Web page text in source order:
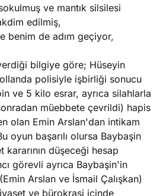
ve mantık silsilesi
edilmiş,
benim de adım geçiyor,
bilgiye göre; Hüseyin
polisiyle işbirliği sonucu
ve 5 kilo esrar, ayrıca silahlarla
müebbete çevrildi) hapis
olan Emin Arslan'dan intikam
oyun başarılı olursa Baybaşin
kararının düşeceği hesap
görevli ayrıca Baybaşin'in
Arslan ve İsmail Çalışkan)
ve bürokrasi içinde